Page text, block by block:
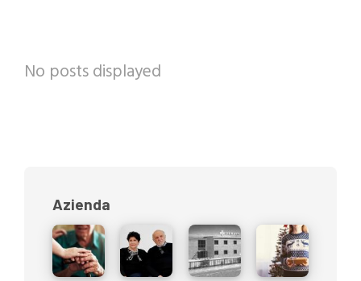
No posts displayed
Azienda